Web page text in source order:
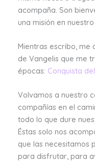
acompaña. Son
una misión en nuestro
Mientras escribo,
de Vangelis que me
épocas: Conquista
Volvamos a nuestro
compañías en el
todo lo que dure
Éstas solo nos
que las necesitamos
para disfrutar, para